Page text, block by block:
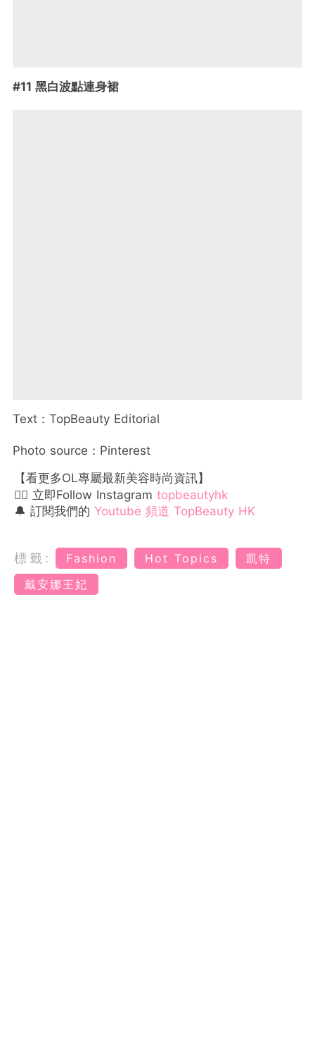
#11 黑白波點連身裙
Text：TopBeauty Editorial
Photo source：Pinterest
【看更多OL專屬最新美容時尚資訊】
👉🏻 立即Follow Instagram topbeautyhk
🔔 訂閱我們的 Youtube 頻道 TopBeauty HK
標籤: Fashion Hot Topics
凱特
戴安娜王妃